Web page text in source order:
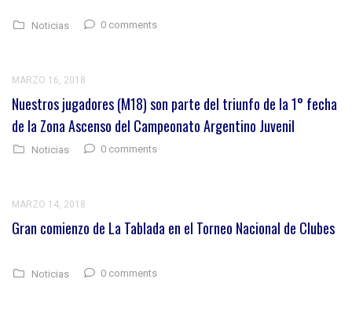
Noticias 0 comments
MARZO 16, 2018
Nuestros jugadores (M18) son parte del triunfo de la 1° fecha
de la Zona Ascenso del Campeonato Argentino Juvenil
Noticias 0 comments
MARZO 14, 2018
Gran comienzo de La Tablada en el Torneo Nacional de Clubes
Noticias 0 comments